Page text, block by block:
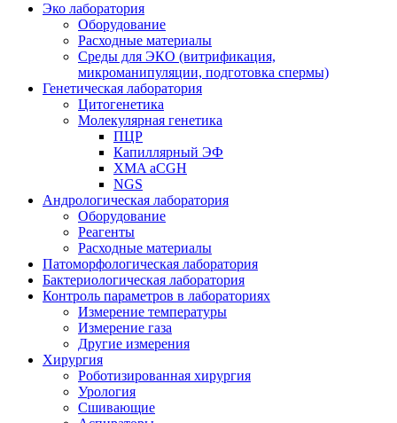
Эко лаборатория
Оборудование
Расходные материалы
Среды для ЭКО (витрификация,
микроманипуляции, подготовка спермы)
Генетическая лаборатория
Цитогенетика
Молекулярная генетика
ПЦР
Капиллярный ЭФ
XMA aCGH
NGS
Андрологическая лаборатория
Оборудование
Реагенты
Расходные материалы
Патоморфологическая лаборатория
Бактериологическая лаборатория
Контроль параметров в лабораториях
Измерение температуры
Измерение газа
Другие измерения
Хирургия
Роботизированная хирургия
Урология
Сшивающие